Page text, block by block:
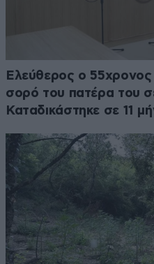
Ελεύθερος ο 55χρονος
σορό του πατέρα του
Καταδικάστηκε σε 11